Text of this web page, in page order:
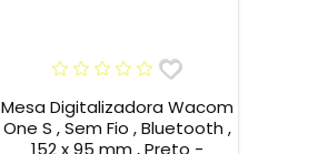
Mesa Digitalizadora Wacom
One S , Sem Fio , Bluetooth ,
152 x 95 mm , Preto -